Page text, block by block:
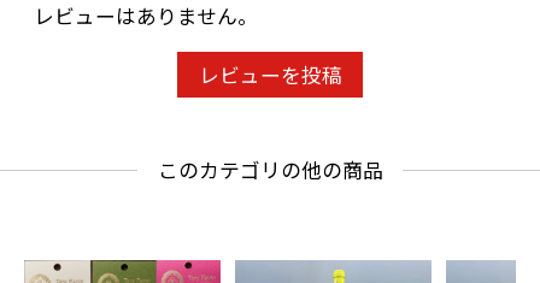
レビューはありません。
レビューを投稿
このカテゴリの他の商品